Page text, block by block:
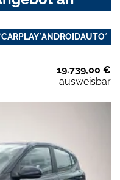
19.739,00 €
ausweisbar